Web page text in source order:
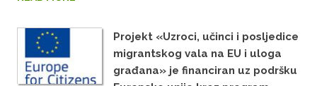
Projekt «Uzroci, učinci i posljedice
migrantskog vala na EU i uloga
građana» je financiran uz podršku